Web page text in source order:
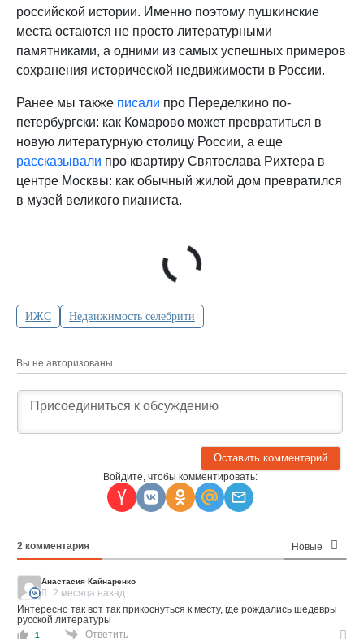
российской истории. Именно поэтому пушкинские
места остаются не просто литературными
памятниками, а одними из самых успешных примеров
сохранения исторической недвижимости в России.
Ранее мы также писали про Переделкино по-
петербургски: как Комарово может превратиться в
новую литературную столицу России, а еще
рассказывали про квартиру Святослава Рихтера в
центре Москвы: как обычный жилой дом превратился
в музей великого пианиста.
ИЖС Недвижимость селебрити
Вы не авторизованы
Войдите, чтобы комментировать:
2 комментария Новые
Анастасия Кайнаренко
2 месяца назад
Интересно так вот так прикоснуться к месту, где рождались шедевры
русской литературы
1 Ответить